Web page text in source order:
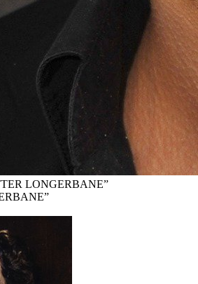
LONGERBANE”